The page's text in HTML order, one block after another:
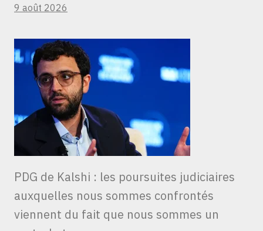
9 août 2026
PDG de Kalshi : les poursuites judiciaires
auxquelles nous sommes confrontés
viennent du fait que nous sommes un